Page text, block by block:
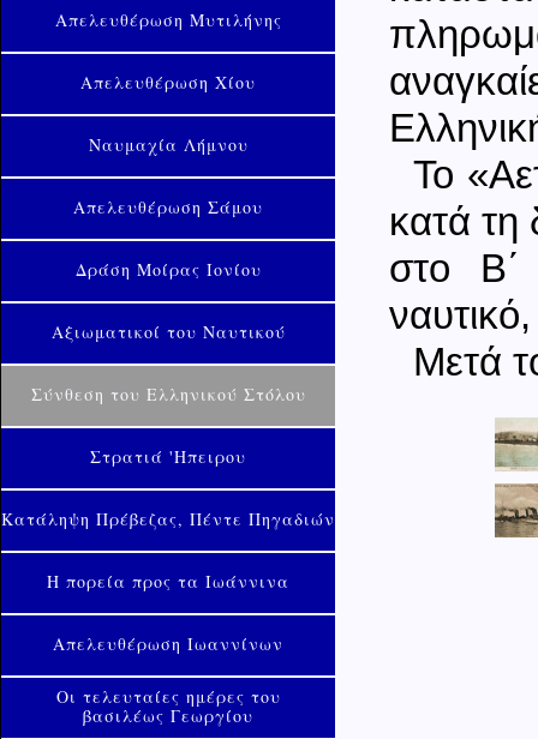
Απελευθέρωση Μυτιλήνης
Απελευθέρωση Χίου
Ναυμαχία Λήμνου
Απελευθέρωση Σάμου
Δράση Μοίρας Ιονίου
Αξιωματικοί του Ναυτικού
Σύνθεση του Ελληνικού Στόλου
Στρατιά 'Ηπειρου
Κατάληψη Πρέβεζας, Πέντε Πηγαδιών
Η πορεία προς τα Ιωάννινα
Απελευθέρωση Ιωαννίνων
Οι τελευταίες ημέρες του
βασιλέως Γεωργίου
Το
κατά τη
στο Β΄
Μετά